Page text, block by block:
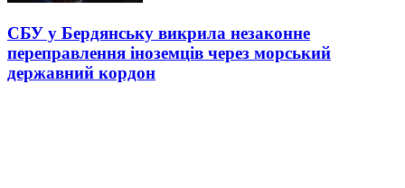
СБУ у Бердянську викрила незаконне
переправлення іноземців через морський
державний кордон